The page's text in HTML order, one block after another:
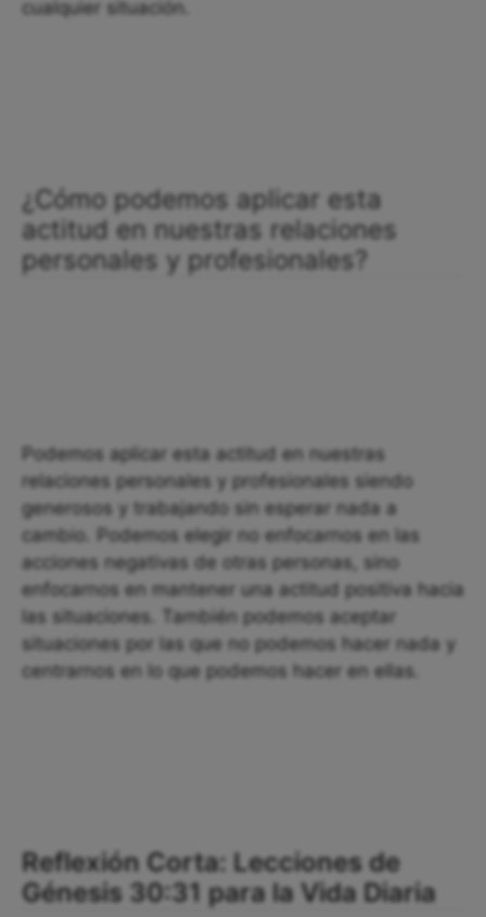
cualquier situación.
¿Cómo podemos aplicar esta
actitud en nuestras relaciones
personales y profesionales?
Podemos aplicar esta actitud en nuestras
relaciones personales y profesionales siendo
generosos y trabajando sin esperar nada a
cambio. Podemos elegir no enfocarnos en las
acciones negativas de otras personas, sino
enfocarnos en mantener una actitud positiva hacia
las situaciones. También podemos aceptar
situaciones por las que no podemos hacer nada y
centrarnos en lo que podemos hacer en ellas.
Reflexión Corta: Lecciones de
Génesis 30:31 para la Vida Diaria